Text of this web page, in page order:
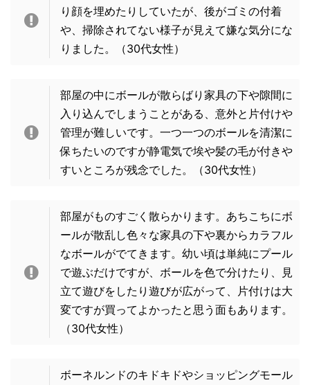
り顔を埋めたりしていたが、後がゴミの付着
や、掃除されてない様子が見えて嫌な気分にな
りました。
（30代女性）
部屋の中にボールが散らばり家具の下や隙間に
入り込んでしまうことがある、意外と片付けや
管理が難しいです。一つ一つのボールを清潔に
保ちたいのですが静電気で埃や髪の毛が付きや
すいところが残念でした。
（30代女性）
部屋がものすごく散らかります。あちこちにボ
ールが散乱し色々な家具の下や裏からカラフル
なボールがでてきます。幼い頃は単純にプール
で遊ぶだけですが、ボールを色で分けたり、見
立て遊びをしたり遊びが広がって、片付けは大
変ですが買ってよかったと思う面もあります。
（30代女性）
ボーネルンドのキドキドやショッピングモール